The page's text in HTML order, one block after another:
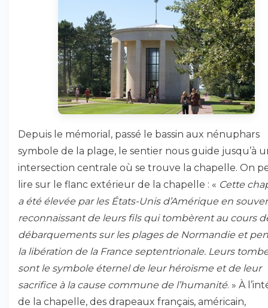
Depuis le mémorial, passé le bassin aux nénuphars
symbole de la plage, le sentier nous guide jusqu’à
intersection centrale où se trouve la chapelle. On
lire sur le flanc extérieur de la chapelle : « Cette
a été élevée par les États-Unis d’Amérique en
reconnaissant de leurs fils qui tombèrent au cours
débarquements sur les plages de Normandie et
la libération de la France septentrionale. Leurs
sont le symbole éternel de leur héroïsme et de leur
sacrifice à la cause commune de l’humanité. » À
de la chapelle, des drapeaux français, américain,